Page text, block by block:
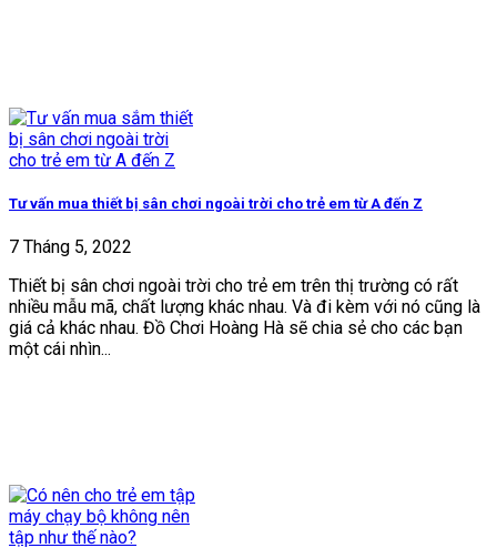
Tư vấn mua thiết bị sân chơi ngoài trời cho trẻ em từ A đến Z
7 Tháng 5, 2022
Thiết bị sân chơi ngoài trời cho trẻ em trên thị trường có rất
nhiều mẫu mã, chất lượng khác nhau. Và đi kèm với nó cũng là
giá cả khác nhau. Đồ Chơi Hoàng Hà sẽ chia sẻ cho các bạn
một cái nhìn...